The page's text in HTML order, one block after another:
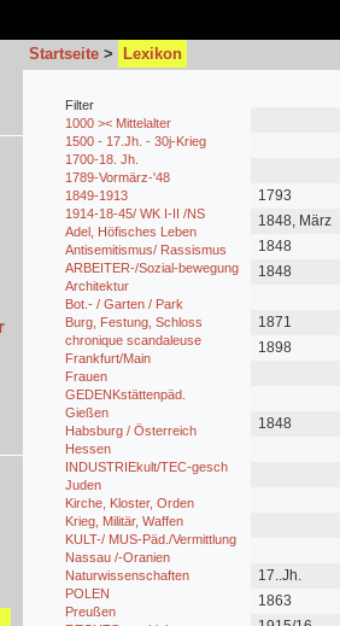
Startseite > Lexikon
Filter
1000 >< Mittelalter
1500 - 17.Jh. - 30j-Krieg
1700-18. Jh.
1789-Vormärz-'48
1849-1913
1914-18-45/ WK I-II /NS
Adel, Höfisches Leben
Antisemitismus/ Rassismus
ARBEITER-/Sozial-bewegung
Architektur
Bot.- / Garten / Park
Burg, Festung, Schloss
chronique scandaleuse
Frankfurt/Main
Frauen
GEDENKstättenpäd.
Gießen
Habsburg / Österreich
Hessen
INDUSTRIEkult/TEC-gesch
Juden
Kirche, Kloster, Orden
Krieg, Militär, Waffen
KULT-/ MUS-Päd./Vermittlung
Nassau /-Oranien
Naturwissenschaften
POLEN
Preußen
1793
1848, März
1848
1848
1871
1898
1848
17..Jh.
1863